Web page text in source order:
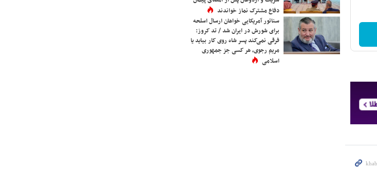
دفاع مشترک نماز خواندند
سناتور آمریکایی خواهان ارسال اسلحه
برای شورش در ایران شد / تد کروز:
فرقی نمی‌کند پسر شاه روی کار بیاید یا
مریم رجوی، هر کسی جز جمهوری
اسلامی